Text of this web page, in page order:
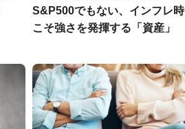
S&P500でもない、インフレ時
こそ強さを発揮する「資産」